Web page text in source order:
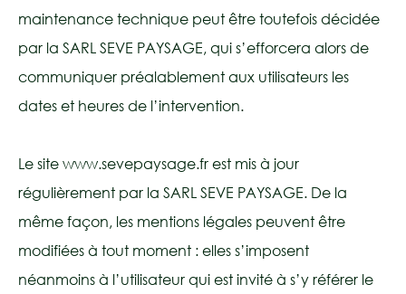
maintenance technique peut être toutefois décidée
par la SARL SEVE PAYSAGE, qui s’efforcera alors de
communiquer préalablement aux utilisateurs les
dates et heures de l’intervention.
Le site www.sevepaysage.fr est mis à jour
régulièrement par la SARL SEVE PAYSAGE. De la
même façon, les mentions légales peuvent être
modifiées à tout moment : elles s’imposent
néanmoins à l’utilisateur qui est invité à s’y référer le